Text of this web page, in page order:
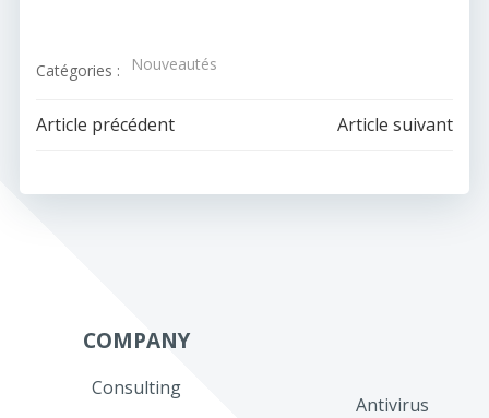
Catégories : Nouveautés
Navigation
de
Article précédent
Navigation
de
Article suivant
COMPANY
Consulting
Antivirus